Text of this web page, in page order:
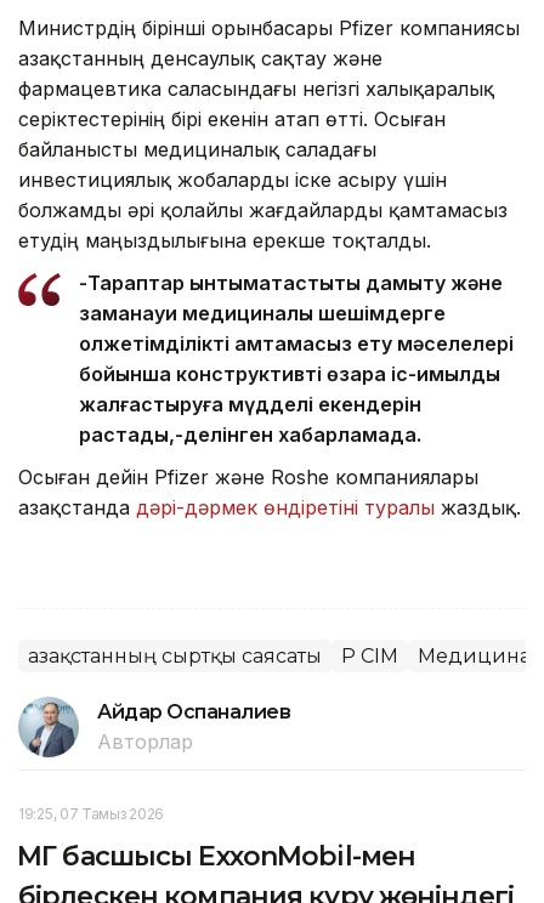
Министрдің бірінші орынбасары Pfizer компаниясы
Қазақстанның денсаулық сақтау және
фармацевтика саласындағы негізгі халықаралық
серіктестерінің бірі екенін атап өтті. Осыған
байланысты медициналық саладағы
инвестициялық жобаларды іске асыру үшін
болжамды әрі қолайлы жағдайларды қамтамасыз
етудің маңыздылығына ерекше тоқталды.
-Тараптар ынтымақтастықты дамыту және
заманауи медициналық шешімдерге
қолжетімділікті қамтамасыз ету мәселелері
бойынша конструктивті өзара іс-қимылды
жалғастыруға мүдделі екендерін
растады,-делінген хабарламада.
Осыған дейін Pfizer және Roshe компаниялары
Қазақстанда дәрі-дәрмек өндіретіні туралы жаздық.
Қазақстанның сыртқы саясаты ҚР СІМ Медицина
Айдар Оспаналиев
Авторлар
19:25, 07 Тамыз 2026
ҚМГ басшысы ExxonMobil-мен